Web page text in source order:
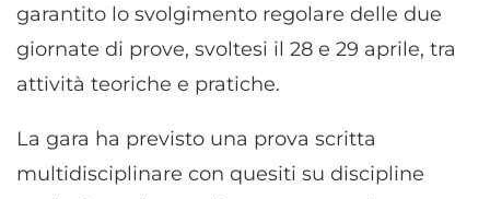
garantito lo svolgimento regolare delle due
giornate di prove, svoltesi il 28 e 29 aprile, tra
attività teoriche e pratiche.
La gara ha previsto una prova scritta
multidisciplinare con quesiti su discipline